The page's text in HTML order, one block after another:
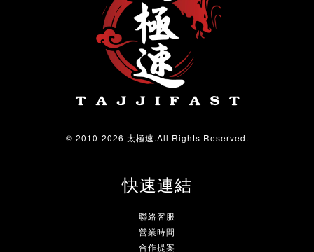
© 2010-2026 太極速.All Rights Reserved.
快速連結
聯絡客服
營業時間
合作提案